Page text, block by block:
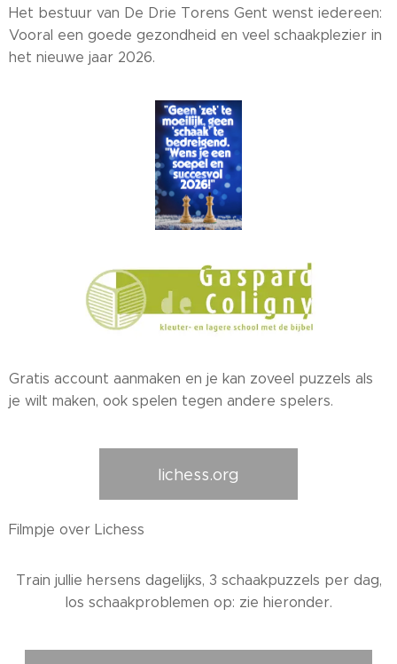
Het bestuur van De Drie Torens Gent wenst iedereen:
Vooral een goede gezondheid en veel schaakplezier in
het nieuwe jaar 2026.
Gratis account aanmaken en je kan zoveel puzzels als
je wilt maken, ook spelen tegen andere spelers.
lichess.org
Filmpje over Lichess
Train jullie hersens dagelijks, 3 schaakpuzzels per dag,
los schaakproblemen op: zie hieronder.